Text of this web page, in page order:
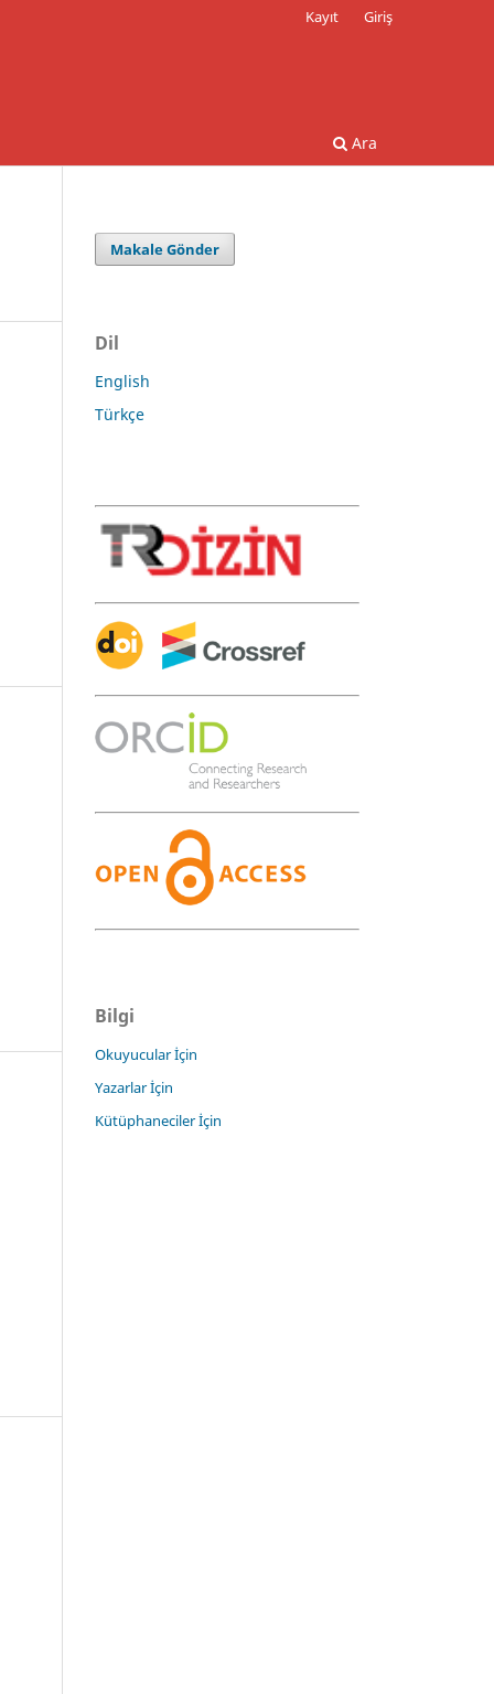
Ara
Kayıt Giriş
Makale Gönder
Dil
English
Türkçe
Bilgi
Okuyucular İçin
Yazarlar İçin
Kütüphaneciler İçin